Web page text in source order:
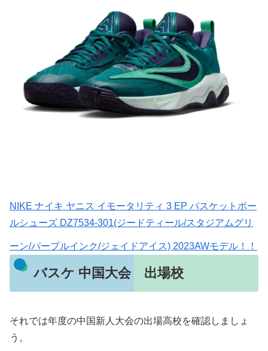
NIKE ナイキ ヤニス イモータリティ 3 EP バスケットボー
ルシューズ DZ7534-301(ジードティール/スタジアムグリ
ーン/パープルインク/ジェイドアイス) 2023AWモデル！！
バスケ 中国大会 出場校
それでは年度の中国新人大会の出場高校を確認しましょ
う。